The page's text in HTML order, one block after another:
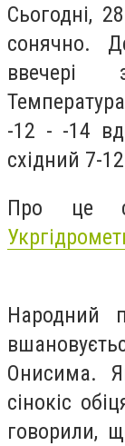
Сьогодні,
сонячно.
ввечері
-12 - -14
східний 7-
Про це
Народний
Онисима.
сінокіс
говорили,